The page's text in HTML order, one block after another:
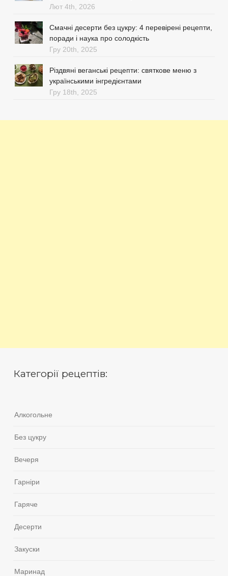
Лют 4th, 2026
Смачні десерти без цукру: 4 перевірені рецепти,
поради і наука про солодкість
Гру 20th, 2025
Різдвяні веганські рецепти: святкове меню з
українськими інгредієнтами
Гру 18th, 2025
Категорії рецептів:
Алкогольне
Без цукру
Вечеря
Гарніри
Гаряче
Десерти
Закуски
Маринад